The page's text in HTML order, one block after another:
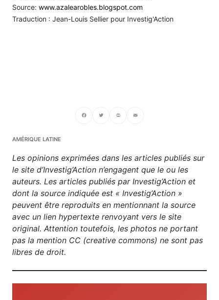
Source: www.azalearobles.blogspot.com
Traduction : Jean-Louis Sellier pour Investig'Action
AMÉRIQUE LATINE
Les opinions exprimées dans les articles publiés sur
le site d’Investig’Action n’engagent que le ou les
auteurs. Les articles publiés par Investig’Action et
dont la source indiquée est « Investig’Action »
peuvent être reproduits en mentionnant la source
avec un lien hypertexte renvoyant vers le site
original. Attention toutefois, les photos ne portant
pas la mention CC (creative commons) ne sont pas
libres de droit.